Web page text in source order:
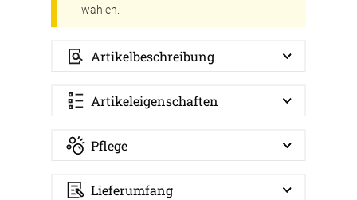
wählen.
Artikelbeschreibung
Artikeleigenschaften
Pflege
Lieferumfang